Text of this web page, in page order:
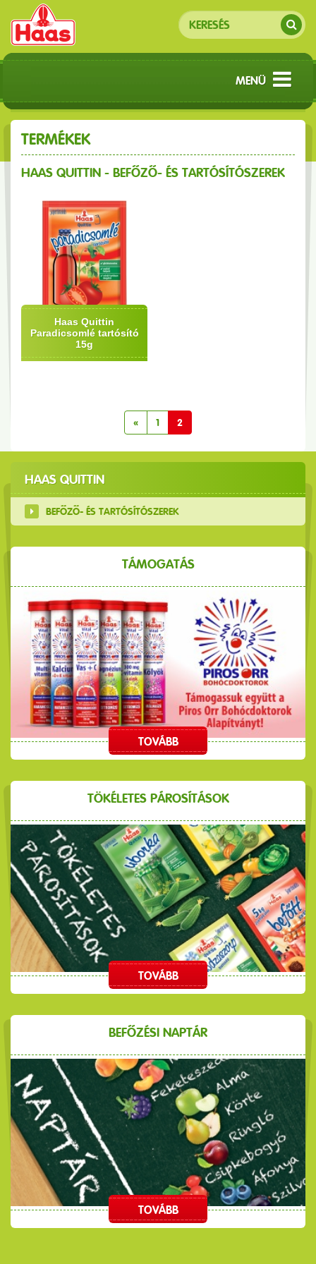
MENÜ
TERMÉKEK
HAAS QUITTIN - BEFŐZŐ- ÉS TARTÓSÍTÓSZEREK
Haas Quittin
Paradicsomlé tartósító
15g
« 1 2
HAAS QUITTIN
BEFŐZŐ- ÉS TARTÓSÍTÓSZEREK
TÁMOGATÁS
TOVÁBB
TÖKÉLETES PÁROSÍTÁSOK
TOVÁBB
BEFŐZÉSI NAPTÁR
TOVÁBB